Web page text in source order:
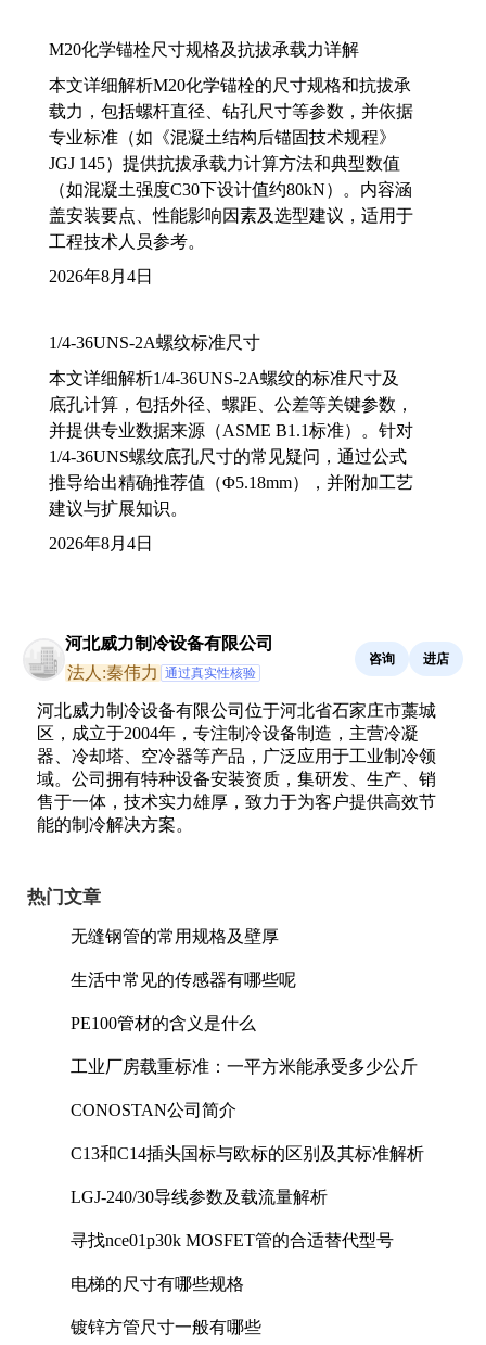
M20化学锚栓尺寸规格及抗拔承载力详解
本文详细解析M20化学锚栓的尺寸规格和抗拔承
载力，包括螺杆直径、钻孔尺寸等参数，并依据
专业标准（如《混凝土结构后锚固技术规程》
JGJ 145）提供抗拔承载力计算方法和典型数值
（如混凝土强度C30下设计值约80kN）。内容涵
盖安装要点、性能影响因素及选型建议，适用于
工程技术人员参考。
2026年8月4日
1/4-36UNS-2A螺纹标准尺寸
本文详细解析1/4-36UNS-2A螺纹的标准尺寸及
底孔计算，包括外径、螺距、公差等关键参数，
并提供专业数据来源（ASME B1.1标准）。针对
1/4-36UNS螺纹底孔尺寸的常见疑问，通过公式
推导给出精确推荐值（Φ5.18mm），并附加工艺
建议与扩展知识。
2026年8月4日
河北威力制冷设备有限公司
法人:秦伟力 通过真实性核验
咨询 进店
河北威力制冷设备有限公司位于河北省石家庄市藁城
区，成立于2004年，专注制冷设备制造，主营冷凝
器、冷却塔、空冷器等产品，广泛应用于工业制冷领
域。公司拥有特种设备安装资质，集研发、生产、销
售于一体，技术实力雄厚，致力于为客户提供高效节
能的制冷解决方案。
热门文章
无缝钢管的常用规格及壁厚
生活中常见的传感器有哪些呢
PE100管材的含义是什么
工业厂房载重标准：一平方米能承受多少公斤
CONOSTAN公司简介
C13和C14插头国标与欧标的区别及其标准解析
LGJ-240/30导线参数及载流量解析
寻找nce01p30k MOSFET管的合适替代型号
电梯的尺寸有哪些规格
镀锌方管尺寸一般有哪些